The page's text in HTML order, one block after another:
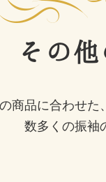
その他
商品に合わせた
数多くの振袖